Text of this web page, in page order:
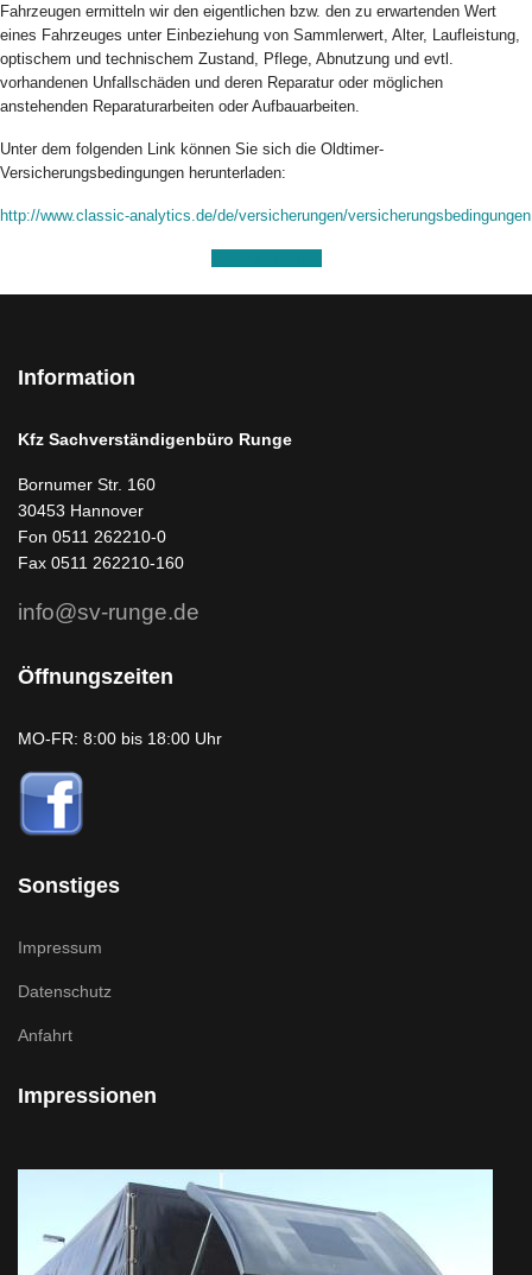
Fahrzeugen ermitteln wir den eigentlichen bzw. den zu erwartenden Wert
eines Fahrzeuges unter Einbeziehung von Sammlerwert, Alter, Laufleistung,
optischem und technischem Zustand, Pflege, Abnutzung und evtl.
vorhandenen Unfallschäden und deren Reparatur oder möglichen
anstehenden Reparaturarbeiten oder Aufbauarbeiten.
Unter dem folgenden Link können Sie sich die Oldtimer-
Versicherungsbedingungen herunterladen:
http://www.classic-analytics.de/de/versicherungen/versicherungsbedingungen
Information
Kfz Sachverständigenbüro Runge
Bornumer Str. 160
30453 Hannover
Fon 0511 262210-0
Fax 0511 262210-160
info@sv-runge.de
Öffnungszeiten
MO-FR: 8:00 bis 18:00 Uhr
Sonstiges
Impressum
Datenschutz
Anfahrt
Impressionen